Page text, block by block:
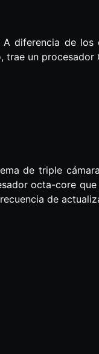
diferencia de
un
de triple
octa-core
de